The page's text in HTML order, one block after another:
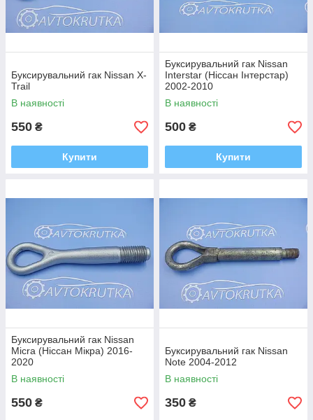
Буксирувальний гак Nissan X-
Trail
В наявності
550 ₴
Купити
Буксирувальний гак Nissan
Interstar (Ніссан Інтерстар)
2002-2010
В наявності
500 ₴
Купити
Буксирувальний гак Nissan
Micra (Ніссан Мікра) 2016-
2020
В наявності
550 ₴
Буксирувальний гак Nissan
Note 2004-2012
В наявності
350 ₴